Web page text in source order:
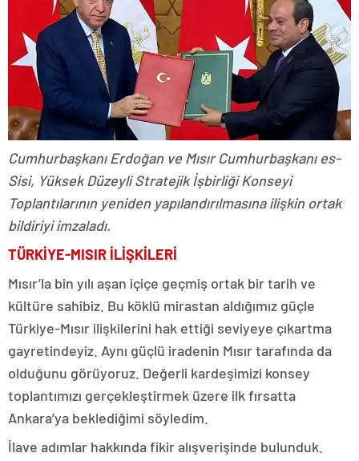
Cumhurbaşkanı Erdoğan ve Mısır Cumhurbaşkanı es-
Sisi, Yüksek Düzeyli Stratejik İşbirliği Konseyi
Toplantılarının yeniden yapılandırılmasına ilişkin ortak
bildiriyi imzaladı.
TÜRKİYE-MISIR İLİŞKİLERİ
Mısır’la bin yılı aşan içiçe geçmiş ortak bir tarih ve
kültüre sahibiz. Bu köklü mirastan aldığımız güçle
Türkiye-Mısır ilişkilerini hak ettiği seviyeye çıkartma
gayretindeyiz. Aynı güçlü iradenin Mısır tarafında da
olduğunu görüyoruz. Değerli kardeşimizi konsey
toplantımızı gerçekleştirmek üzere ilk fırsatta
Ankara’ya beklediğimi söyledim.
İlave adımlar hakkında fikir alışverişinde bulunduk.